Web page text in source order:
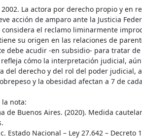
La actora por derecho propio y en
acción de amparo ante la Justicia
el reclamo liminarmente
su origen en las relaciones de
debe acudir -en subsidio- para tratar
cómo la interpretación judicial,
derecho y del rol del poder judicial,
y la obesidad afectan a 7 de
nota:
Buenos Aires. (2020). Medida
Nacional – Ley 27.642 – Decreto